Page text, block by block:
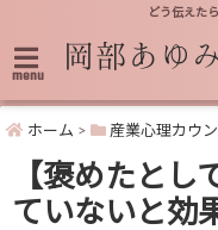
どう伝えた
menu
ホーム > 産業心理カウ
【褒めたとし
ていないと効